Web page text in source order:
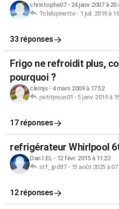
christophe07- 24 janv. 2007 à
Tchikipinette- 1 juil. 2019 à
33 réponses
Frigo ne refroidit plus,
pourquoi ?
clemjs- 4 mars 2009 à 17:52
petitjesus01 - 5 janv. 2019 à
17 réponses
refrigérateur Whirlpool
Dan.I.EL- 12 févr. 2015 à 11:22
stf_jpd87- 15 août 2025 à
12 réponses